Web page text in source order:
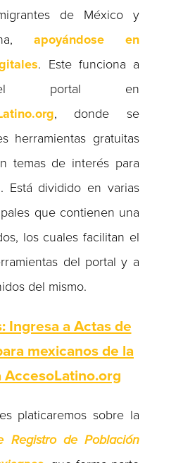
de México y
apoyándose en
. Este funciona a
portal en
, donde se
herramientas gratuitas
temas de interés para
Está dividido en varias
que contienen una
los cuales facilitan el
del portal y a
del mismo.
Ingresa a Actas de
mexicanos de la
AccesoLatino.org
platicaremos sobre la
Registro de Población